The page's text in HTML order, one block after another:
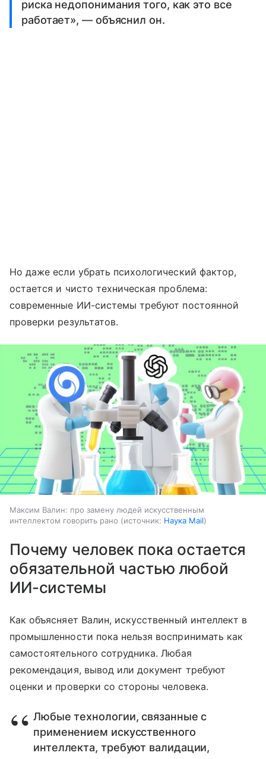
риска недопонимания того, как это все
работает», — объяснил он.
Но даже если убрать психологический фактор,
остается и чисто техническая проблема:
современные ИИ-системы требуют постоянной
проверки результатов.
Максим Валин: про замену людей искусственным
интеллектом говорить рано
источник: Наука Mail
Почему человек пока остается
обязательной частью любой
ИИ-системы
Как объясняет Валин, искусственный интеллект в
промышленности пока нельзя воспринимать как
самостоятельного сотрудника. Любая
рекомендация, вывод или документ требуют
оценки и проверки со стороны человека.
Любые технологии, связанные с
применением искусственного
интеллекта, требуют валидации,